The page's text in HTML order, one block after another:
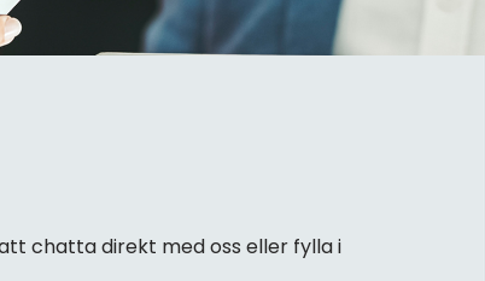
chatta direkt med oss eller fylla i